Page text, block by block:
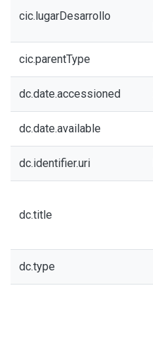
cic.lugarDesarrollo
cic.parentType
dc.date.accessioned
dc.date.available
dc.identifier.uri
dc.title
dc.type